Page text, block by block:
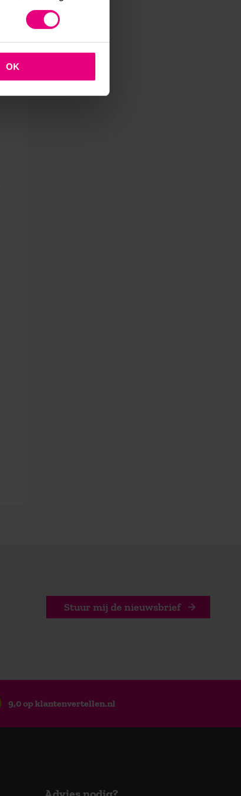
OK
Stuur mij de nieuwsbrief
9,0 op klantenvertellen.nl